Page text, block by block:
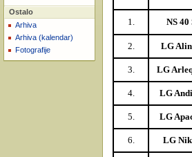
Ostalo
Arhiva
Arhiva (kalendar)
Fotografije
1. NS 40
2.
LG
3.
LG
4.
LG
5.
LG
6.
LG